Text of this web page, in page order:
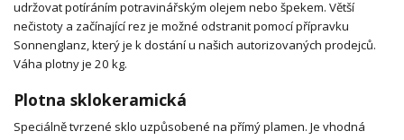
udržovat potíráním potravinářským olejem nebo špekem. Větší
nečistoty a začínající rez je možné odstranit pomocí přípravku
Sonnenglanz, který je k dostání u našich autorizovaných prodejců.
Váha plotny je 20 kg.
Plotna sklokeramická
Speciálně tvrzené sklo uzpůsobené na přímý plamen. Je vhodná